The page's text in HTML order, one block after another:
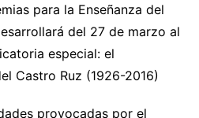
para la Enseñanza del
del 27 de marzo al
especial: el
Castro Ruz (1926-2016)
provocadas por el